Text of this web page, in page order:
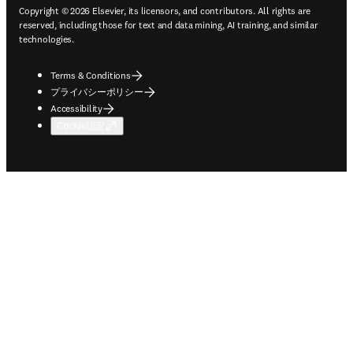
Copyright © 2026 Elsevier, its licensors, and contributors. All rights are
reserved, including those for text and data mining, AI training, and similar
technologies.
Terms & Conditions
プライバシーポリシー
Accessibility